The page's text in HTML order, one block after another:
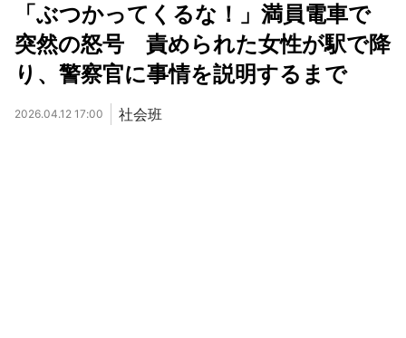
「ぶつかってくるな！」満員電車で
突然の怒号 責められた女性が駅で降
り、警察官に事情を説明するまで
2026.04.12 17:00 社会班